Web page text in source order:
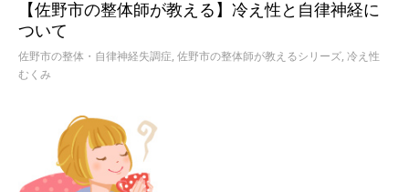
【佐野市の整体師が教える】冷え性と自律神経に
ついて
佐野市の整体・自律神経失調症, 佐野市の整体師が教えるシリーズ, 冷え性
むくみ
整体院Q＆A
院長ブログ
佐野市の交通事故治療 整骨院